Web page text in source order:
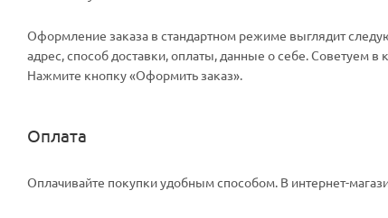
Оформление заказа в стандартном режиме выглядит
адрес, способ доставки, оплаты, данные о себе. Советуем
Нажмите кнопку «Оформить заказ».
Оплата
Оплачивайте покупки удобным способом. В интернет-